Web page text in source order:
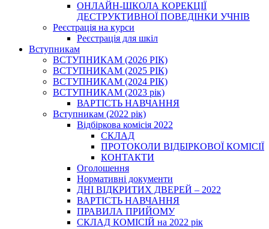
ОНЛАЙН-ШКОЛА КОРЕКЦІЇ
ДЕСТРУКТИВНОЇ ПОВЕДІНКИ УЧНІВ
Реєстрація на курси
Реєстрація для шкіл
Вступникам
ВСТУПНИКАМ (2026 РІК)
ВСТУПНИКАМ (2025 РІК)
ВСТУПНИКАМ (2024 РІК)
ВСТУПНИКАМ (2023 рік)
ВАРТІСТЬ НАВЧАННЯ
Вступникам (2022 рік)
Відбіркова комісія 2022
СКЛАД
ПРОТОКОЛИ ВІДБІРКОВОЇ КОМІСІЇ
КОНТАКТИ
Оголошення
Нормативні документи
ДНІ ВІДКРИТИХ ДВЕРЕЙ – 2022
ВАРТІСТЬ НАВЧАННЯ
ПРАВИЛА ПРИЙОМУ
СКЛАД КОМІСІЙ на 2022 рік